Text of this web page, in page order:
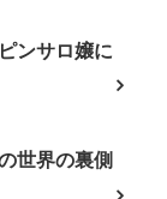
ンサロ嬢に
世界の裏側